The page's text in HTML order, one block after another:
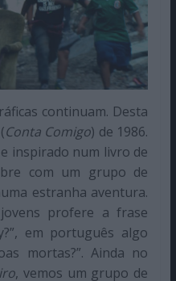
continuam. Desta
(Conta Comigo) de 1986.
inspirado num livro de
com um grupo de
estranha aventura.
profere a frase
em português algo
mortas?”. Ainda no
, vemos um grupo de